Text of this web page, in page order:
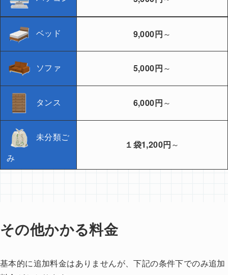
ベッド 9,000円～
ソファ 5,000円～
タンス 6,000円～
未分類ご
み
１袋1,200円～
その他かかる料金
基本的に追加料金はありませんが、下記の条件下でのみ追加